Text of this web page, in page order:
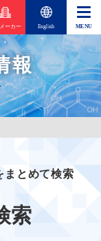
ーカー English
報
まとめて検索
索